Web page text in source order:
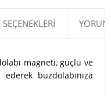
magneti, güçlü ve
buzdolabınıza